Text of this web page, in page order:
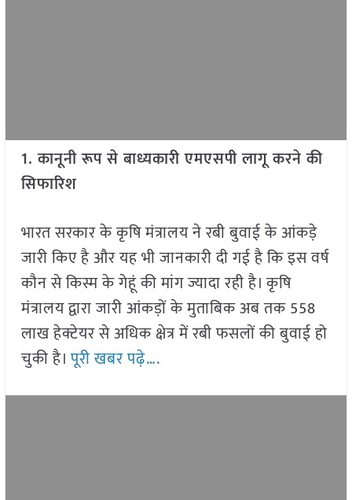
1. कानूनी रूप से बाध्यकारी एमएसपी लागू करने की
सिफारिश
भारत सरकार के कृषि मंत्रालय ने रबी बुवाई के आंकड़े
जारी किए है और यह भी जानकारी दी गई है कि इस वर्ष
कौन से किस्म के गेहूं की मांग ज्यादा रही है। कृषि
मंत्रालय द्वारा जारी आंकड़ों के मुताबिक अब तक 558
लाख हेक्टेयर से अधिक क्षेत्र में रबी फसलों की बुवाई हो
चुकी है।पूरी खबर पढ़े….